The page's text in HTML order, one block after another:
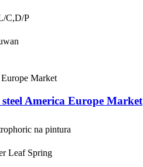
C,D/P
America Europe Market
na pintura
Leaf Spring